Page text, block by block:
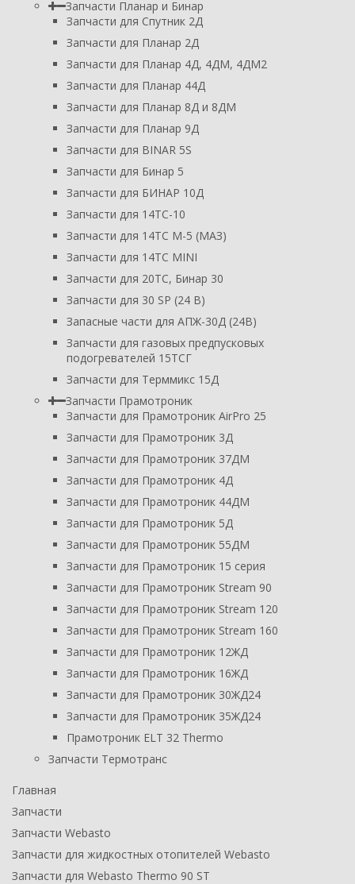
Запчасти Планар и Бинар
Запчасти для Спутник 2Д
Запчасти для Планар 2Д
Запчасти для Планар 4Д, 4ДМ, 4ДМ2
Запчасти для Планар 44Д
Запчасти для Планар 8Д и 8ДМ
Запчасти для Планар 9Д
Запчасти для BINAR 5S
Запчасти для Бинар 5
Запчасти для БИНАР 10Д
Запчасти для 14ТС-10
Запчасти для 14ТС М-5 (МАЗ)
Запчасти для 14ТС MINI
Запчасти для 20ТС, Бинар 30
Запчасти для 30 SP (24 В)
Запасные части для АПЖ-30Д (24В)
Запчасти для газовых предпусковых
подогревателей 15ТСГ
Запчасти для Терммикс 15Д
Запчасти Прамотроник
Запчасти для Прамотроник AirPro 25
Запчасти для Прамотроник 3Д
Запчасти для Прамотроник 37ДМ
Запчасти для Прамотроник 4Д
Запчасти для Прамотроник 44ДМ
Запчасти для Прамотроник 5Д
Запчасти для Прамотроник 55ДМ
Запчасти для Прамотроник 15 серия
Запчасти для Прамотроник Stream 90
Запчасти для Прамотроник Stream 120
Запчасти для Прамотроник Stream 160
Запчасти для Прамотроник 12ЖД
Запчасти для Прамотроник 16ЖД
Запчасти для Прамотроник 30ЖД24
Запчасти для Прамотроник 35ЖД24
Прамотроник ELT 32 Thermo
Запчасти Термотранс
Главная
Запчасти
Запчасти Webasto
Запчасти для жидкостных отопителей Webasto
Запчасти для Webasto Thermo 90 ST